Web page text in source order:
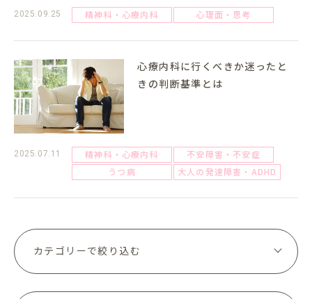
2025.09.25 精神科・心療内科 心理面・思考
心療内科に行くべきか迷ったと
きの判断基準とは
2025.07.11 精神科・心療内科
不安障害・不安症
うつ病
大人の発達障害・ADHD